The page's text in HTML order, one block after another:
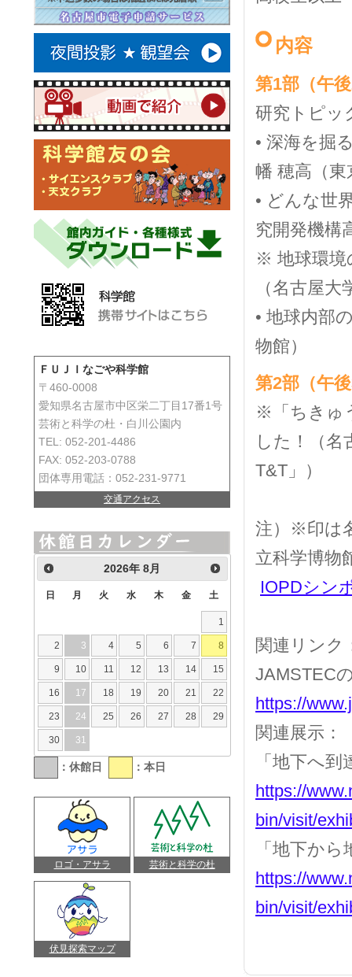
内容
第1部（午
研究トピッ
• 深海を掘
幡 穂高（東
• どんな世
究開発機構
※ 地球環境
（名古屋
• 地球内部
物館）
第2部（午
※「ちきゅ
した！（名
T&T」）
注）※印は
立科学博物
IOPDシン
関連リンク
JAMSTEC
https://
関連展示：
「地下へ
https://
bin/visit/
「地下か
https://
bin/visit/
ＦＵＪＩなごや科学館
〒460-0008
愛知県名古屋市中区栄二丁目17番1号
芸術と科学の杜・白川公園内
TEL: 052-201-4486
FAX: 052-203-0788
団体専用電話：052-231-9771
交通アクセス
2026年8月
日 月 火 水 木 金 土
1
2 3 4 5 6 7 8
9 10 11 12 13 14 15
16 17 18 19 20 21 22
23 24 25 26 27 28 29
30 31
：休館日 ：本日
ロゴ・アサラ 芸術と科学の杜
伏見探索マップ